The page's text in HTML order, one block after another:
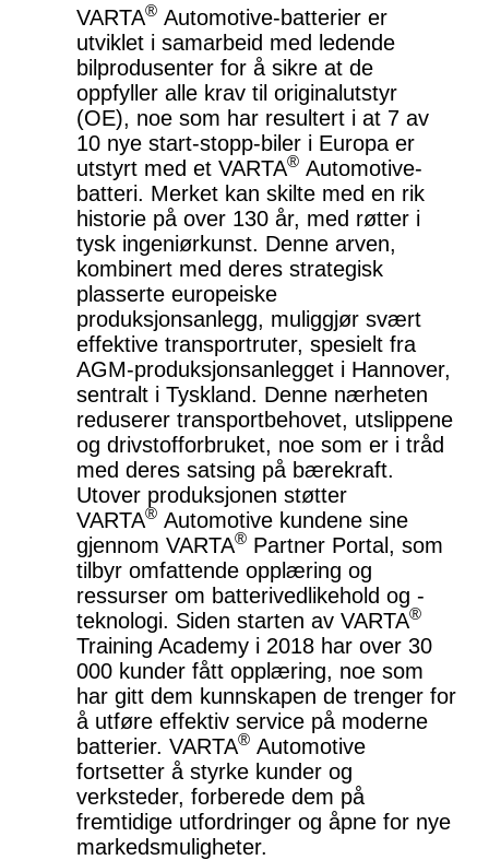
VARTA® Automotive-batterier er
utviklet i samarbeid med ledende
bilprodusenter for å sikre at de
oppfyller alle krav til originalutstyr
(OE), noe som har resultert i at 7 av
10 nye start-stopp-biler i Europa er
utstyrt med et VARTA® Automotive-
batteri. Merket kan skilte med en rik
historie på over 130 år, med røtter i
tysk ingeniørkunst. Denne arven,
kombinert med deres strategisk
plasserte europeiske
produksjonsanlegg, muliggjør svært
effektive transportruter, spesielt fra
AGM-produksjonsanlegget i Hannover,
sentralt i Tyskland. Denne nærheten
reduserer transportbehovet, utslippene
og drivstofforbruket, noe som er i tråd
med deres satsing på bærekraft.
Utover produksjonen støtter
VARTA® Automotive kundene sine
gjennom VARTA® Partner Portal, som
tilbyr omfattende opplæring og
ressurser om batterivedlikehold og -
teknologi. Siden starten av VARTA®
Training Academy i 2018 har over 30
000 kunder fått opplæring, noe som
har gitt dem kunnskapen de trenger for
å utføre effektiv service på moderne
batterier. VARTA® Automotive
fortsetter å styrke kunder og
verksteder, forberede dem på
fremtidige utfordringer og åpne for nye
markedsmuligheter.